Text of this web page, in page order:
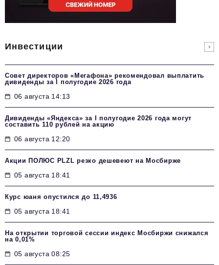
Инвестиции
Совет директоров «Мегафона» рекомендовал выплатить
дивиденды за I полугодие 2026 года
06 августа 14:13
Дивиденды «Яндекса» за I полугодие 2026 года могут
составить 110 рублей на акцию
06 августа 12:20
Акции ПОЛЮС PLZL резко дешевеют на Мосбирже
05 августа 18:41
Курс юаня опустился до 11,4936
05 августа 18:41
На открытии торговой сессии индекс Мосбиржи снижался
на 0,01%
05 августа 08:25